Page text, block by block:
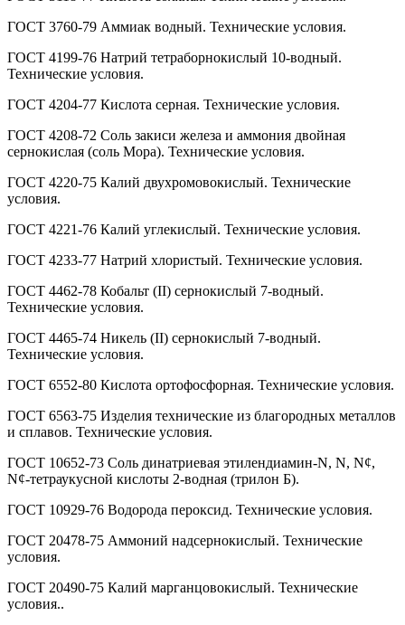
ГОСТ 3760-79 Аммиак водный. Технические условия.
ГОСТ 4199-76 Натрий тетраборнокислый 10-водный.
Технические условия.
ГОСТ 4204-77 Кислота серная. Технические условия.
ГОСТ 4208-72 Соль закиси железа и аммония двойная
сернокислая (соль Мора). Технические условия.
ГОСТ 4220-75 Калий двухромовокислый. Технические
условия.
ГОСТ 4221-76 Калий углекислый. Технические условия.
ГОСТ 4233-77 Натрий хлористый. Технические условия.
ГОСТ 4462-78 Кобальт (II) сернокислый 7-водный.
Технические условия.
ГОСТ 4465-74 Никель (II) сернокислый 7-водный.
Технические условия.
ГОСТ 6552-80 Кислота ортофосфорная. Технические условия.
ГОСТ 6563-75 Изделия технические из благородных металлов
и сплавов. Технические условия.
ГОСТ 10652-73 Соль динатриевая этилендиамин-N, N, N¢,
N¢-тетраукусной кислоты 2-водная (трилон Б).
ГОСТ 10929-76 Водорода пероксид. Технические условия.
ГОСТ 20478-75 Аммоний надсернокислый. Технические
условия.
ГОСТ 20490-75 Калий марганцовокислый. Технические
условия..